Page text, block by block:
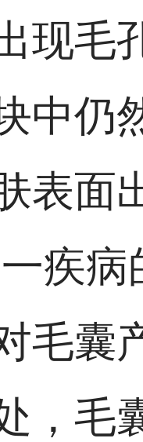
现毛
中仍
表面
疾病
毛囊
，毛